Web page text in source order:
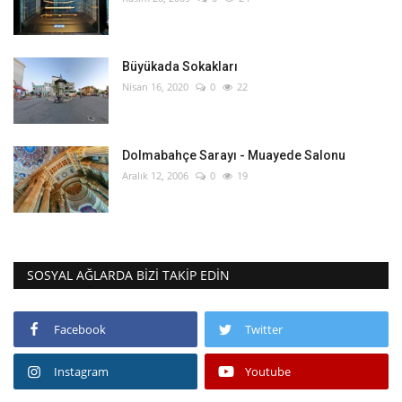
Büyükada Sokakları
Nisan 16, 2020 0 22
Dolmabahçe Sarayı - Muayede Salonu
Aralık 12, 2006 0 19
SOSYAL AĞLARDA BIZI TAKIP EDIN
Facebook Twitter
Instagram Youtube